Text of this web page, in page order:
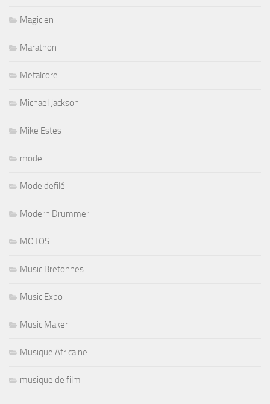
Magicien
Marathon
Metalcore
Michael Jackson
Mike Estes
mode
Mode defilé
Modern Drummer
MOTOS
Music Bretonnes
Music Expo
Music Maker
Musique Africaine
musique de film